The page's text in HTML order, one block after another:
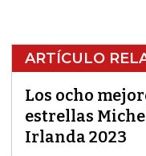
ARTÍCULO
Los ocho
estrellas
Irlanda 2023